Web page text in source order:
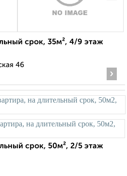
срок, 35м², 4/9 этаж
46
›
срок, 50м², 2/5 этаж